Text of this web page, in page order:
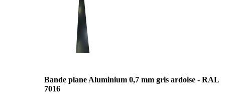
Bande plane Aluminium 0,7 mm gris ardoise - RAL
7016